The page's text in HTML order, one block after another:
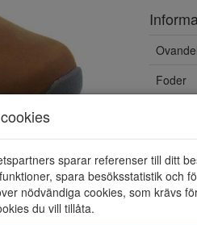
Ovandel
Foder
sparar referenser till ditt
spara besöksstatistik och
nödvändiga cookies, som krävs
du vill tillåta.